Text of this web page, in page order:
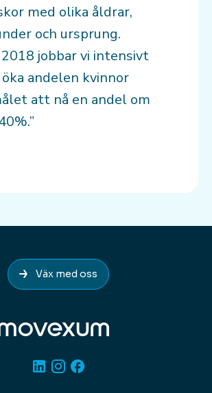
med olika åldrar,
och ursprung.
jobbar vi intensivt
andelen kvinnor
att nå en andel om
Väx med oss
LinkedinInstagram